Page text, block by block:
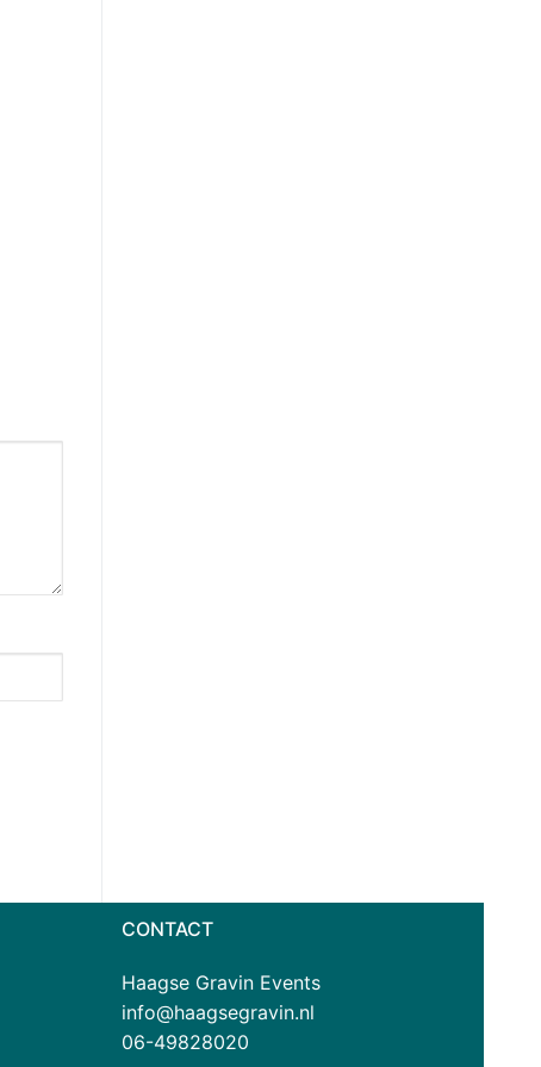
CONTACT
Haagse Gravin Events
info@haagsegravin.nl
06-49828020